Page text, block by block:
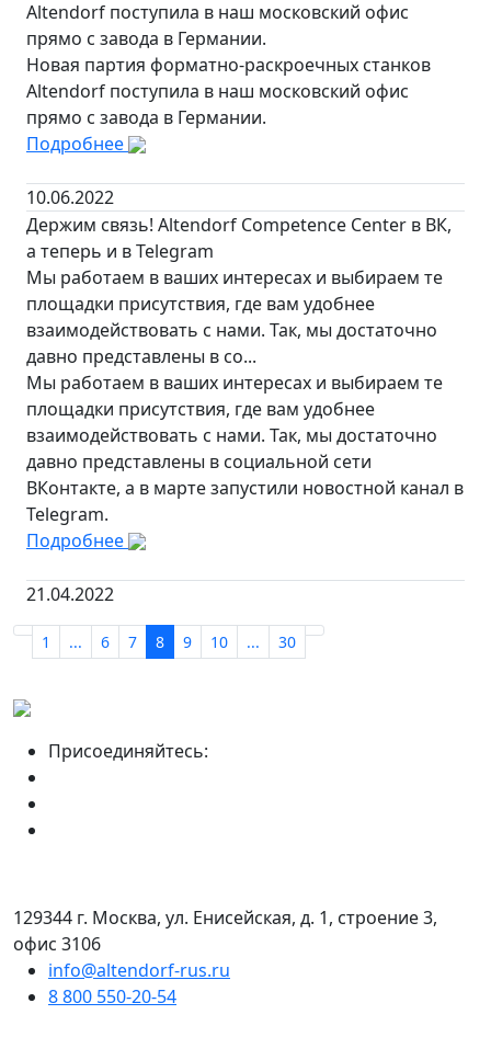
Altendorf поступила в наш московский офис
прямо с завода в Германии.
Новая партия форматно-раскроечных станков
Altendorf поступила в наш московский офис
прямо с завода в Германии.
Подробнее
10.06.2022
Держим связь! Altendorf Competence Сenter в ВК,
а теперь и в Telegram
Мы работаем в ваших интересах и выбираем те
площадки присутствия, где вам удобнее
взаимодействовать с нами. Так, мы достаточно
давно представлены в со...
Мы работаем в ваших интересах и выбираем те
площадки присутствия, где вам удобнее
взаимодействовать с нами. Так, мы достаточно
давно представлены в социальной сети
ВКонтакте, а в марте запустили новостной канал в
Telegram.
Подробнее
21.04.2022
1 ... 6 7 8 9 10 ... 30
Присоединяйтесь:
129344 г. Москва, ул. Енисейская, д. 1, строение 3,
офис 3106
info@altendorf-rus.ru
8 800 550-20-54